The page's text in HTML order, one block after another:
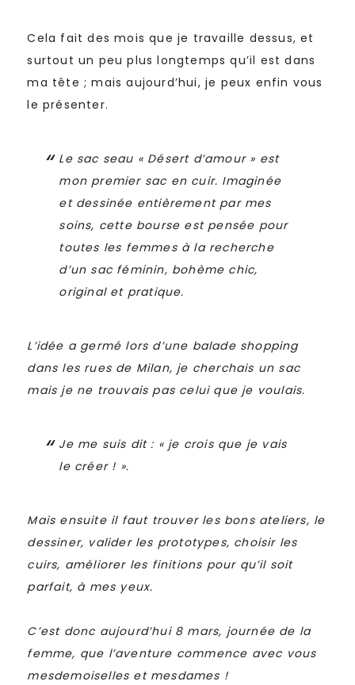
Cela fait des mois que je travaille dessus, et
surtout un peu plus longtemps qu’il est dans
ma tête ; mais aujourd’hui, je peux enfin vous
le présenter.
Le sac seau « Désert d’amour » est
mon premier sac en cuir. Imaginée
et dessinée entièrement par mes
soins, cette bourse est pensée pour
toutes les femmes à la recherche
d’un sac féminin, bohème chic,
original et pratique.
L’idée a germé lors d’une balade shopping
dans les rues de Milan, je cherchais un sac
mais je ne trouvais pas celui que je voulais.
Je me suis dit : « je crois que je vais
le créer ! ».
Mais ensuite il faut trouver les bons ateliers, le
dessiner, valider les prototypes, choisir les
cuirs, améliorer les finitions pour qu’il soit
parfait, à mes yeux.
C’est donc aujourd’hui 8 mars, journée de la
femme, que l’aventure commence avec vous
mesdemoiselles et mesdames !